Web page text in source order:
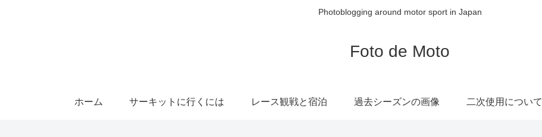
Photoblogging around motor sport in Japan
Foto de Moto
ホーム サーキットに行くには レース観戦と宿泊 過去シーズンの画像 二次使用について